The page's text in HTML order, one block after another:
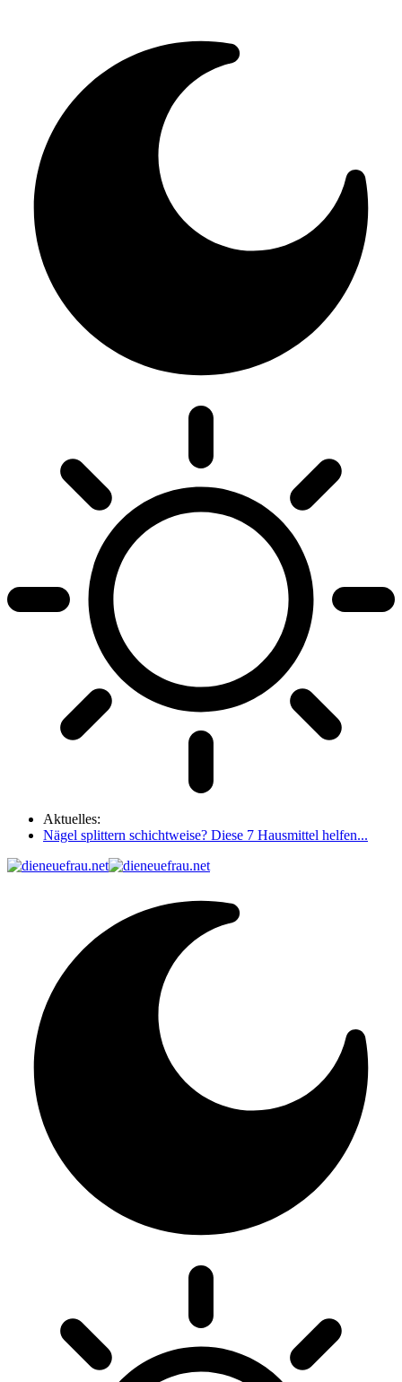
Aktuelles:
Nägel splittern schichtweise? Diese 7 Hausmittel helfen...